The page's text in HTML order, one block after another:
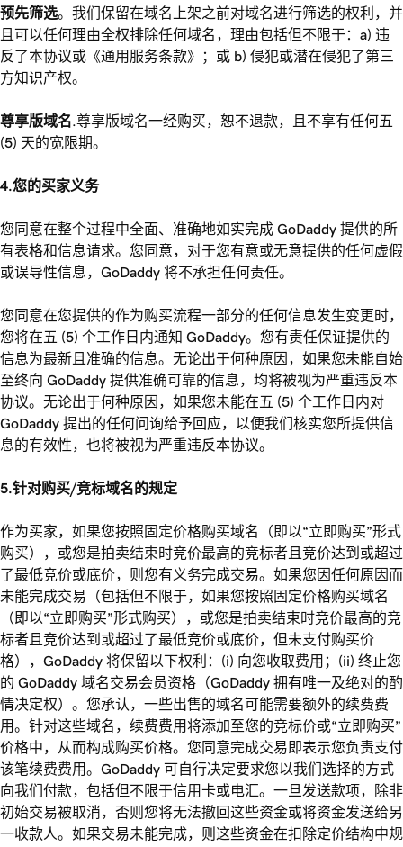
预先筛选。我们保留在域名上架之前对域名进行筛选的权利，并
且可以任何理由全权排除任何域名，理由包括但不限于：a) 违
反了本协议或《通用服务条款》；或 b) 侵犯或潜在侵犯了第三
方知识产权。
尊享版域名 .尊享版域名一经购买，恕不退款，且不享有任何五
(5) 天的宽限期。
4.您的买家义务
您同意在整个过程中全面、准确地如实完成 GoDaddy 提供的所
有表格和信息请求。您同意，对于您有意或无意提供的任何虚假
或误导性信息，GoDaddy 将不承担任何责任。
您同意在您提供的作为购买流程一部分的任何信息发生变更时，
您将在五 (5) 个工作日内通知 GoDaddy。您有责任保证提供的
信息为最新且准确的信息。无论出于何种原因，如果您未能自始
至终向 GoDaddy 提供准确可靠的信息，均将被视为严重违反本
协议。无论出于何种原因，如果您未能在五 (5) 个工作日内对
GoDaddy 提出的任何问询给予回应，以便我们核实您所提供信
息的有效性，也将被视为严重违反本协议。
5.针对购买/竞标域名的规定
作为买家，如果您按照固定价格购买域名（即以“立即购买”形式
购买），或您是拍卖结束时竞价最高的竞标者且竞价达到或超过
了最低竞价或底价，则您有义务完成交易。如果您因任何原因而
未能完成交易（包括但不限于，如果您按照固定价格购买域名
（即以“立即购买”形式购买），或您是拍卖结束时竞价最高的竞
标者且竞价达到或超过了最低竞价或底价，但未支付购买价
格），GoDaddy 将保留以下权利：(i) 向您收取费用；(ii) 终止您
的 GoDaddy 域名交易会员资格（GoDaddy 拥有唯一及绝对的酌
情决定权）。您承认，一些出售的域名可能需要额外的续费费
用。针对这些域名，续费费用将添加至您的竞标价或“立即购买”
价格中，从而构成购买价格。您同意完成交易即表示您负责支付
该笔续费费用。GoDaddy 可自行决定要求您以我们选择的方式
向我们付款，包括但不限于信用卡或电汇。一旦发送款项，除非
初始交易被取消，否则您将无法撤回这些资金或将资金发送给另
一收款人。如果交易未能完成，则这些资金在扣除定价结构中规